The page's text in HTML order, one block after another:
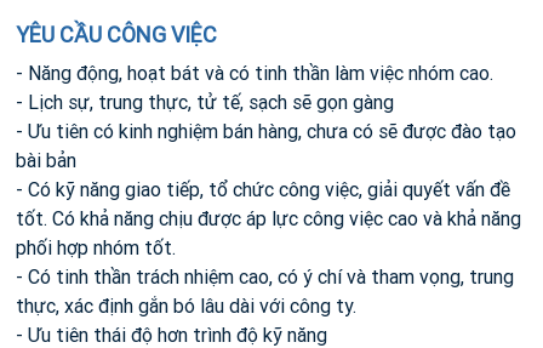
YÊU CẦU CÔNG VIỆC
- Năng động, hoạt bát và có tinh thần làm việc nhóm cao.
- Lịch sự, trung thực, tử tế, sạch sẽ gọn gàng
- Ưu tiên có kinh nghiệm bán hàng, chưa có sẽ được đào tạo
bài bản
- Có kỹ năng giao tiếp, tổ chức công việc, giải quyết vấn đề
tốt. Có khả năng chịu được áp lực công việc cao và khả năng
phối hợp nhóm tốt.
- Có tinh thần trách nhiệm cao, có ý chí và tham vọng, trung
thực, xác định gắn bó lâu dài với công ty.
- Ưu tiên thái độ hơn trình độ kỹ năng